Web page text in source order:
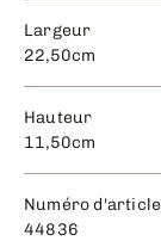
Largeur
22,50cm
Hauteur
11,50cm
Numéro d'article
44836